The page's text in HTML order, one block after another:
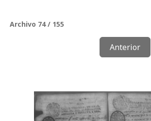
Archivo 74 / 155
Anterior